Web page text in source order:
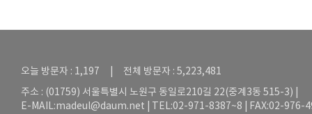
오늘 방문자 : 1,197 | 전체 방문자 : 5,223,481
주소 : (01759) 서울특별시 노원구 동일로210길 22(중계3동 515-3) |
E-MAIL:madeul@daum.net | TEL:02-971-8387~8 | FAX:02-976-